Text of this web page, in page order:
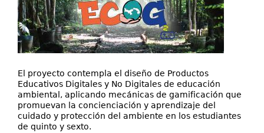
El proyecto contempla el diseño de Productos
Educativos Digitales y No Digitales de educación
ambiental, aplicando mecánicas de gamificación que
promuevan la concienciación y aprendizaje del
cuidado y protección del ambiente en los estudiantes
de quinto y sexto.